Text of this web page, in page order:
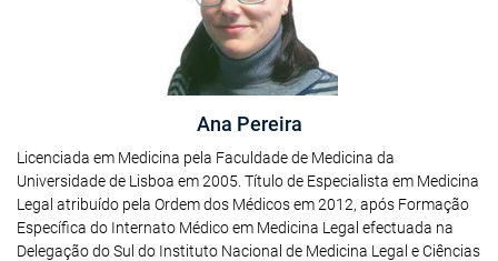
Ana Pereira
Licenciada em Medicina pela Faculdade de Medicina da
Universidade de Lisboa em 2005. Título de Especialista em Medicina
Legal atribuído pela Ordem dos Médicos em 2012, após Formação
Específica do Internato Médico em Medicina Legal efectuada na
Delegação do Sul do Instituto Nacional de Medicina Legal e Ciências